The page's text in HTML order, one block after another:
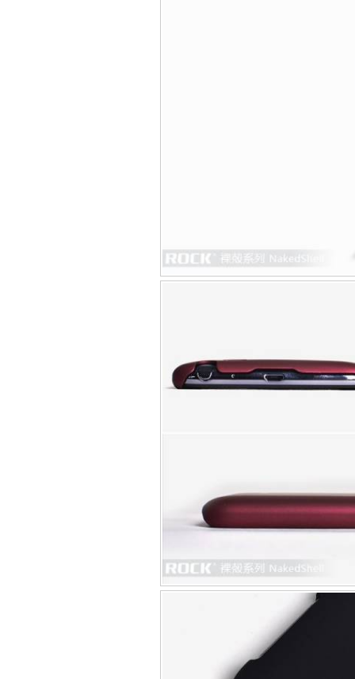
Túi đựng iPad
Túi đựng
Bao da Samsung
Bao da Samsung